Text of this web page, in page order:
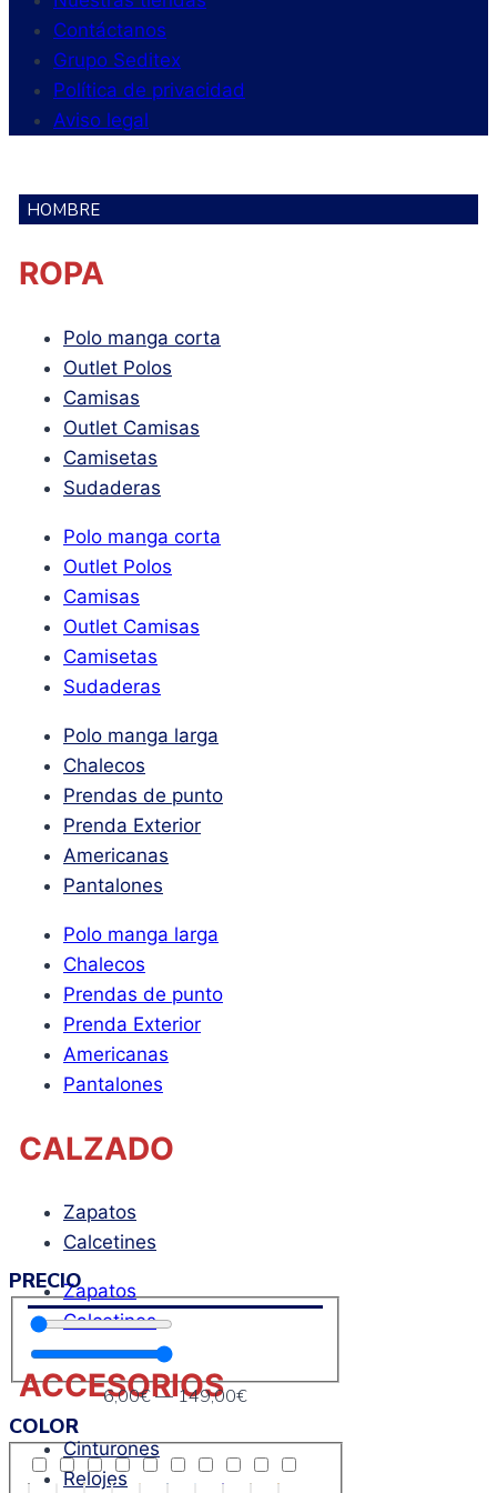
Contáctanos
Grupo Seditex
Política de privacidad
Aviso legal
HOMBRE
ROPA
Polo manga corta
Outlet Polos
Camisas
Outlet Camisas
Camisetas
Sudaderas
Polo manga corta
Outlet Polos
Camisas
Outlet Camisas
Camisetas
Sudaderas
Polo manga larga
Chalecos
Prendas de punto
Prenda Exterior
Americanas
Pantalones
Polo manga larga
Chalecos
Prendas de punto
Prenda Exterior
Americanas
Pantalones
CALZADO
Zapatos
Calcetines
Zapatos
Calcetines
ACCESORIOS
Cinturones
Relojes
PRECIO
6,00€—149,00€
COLOR